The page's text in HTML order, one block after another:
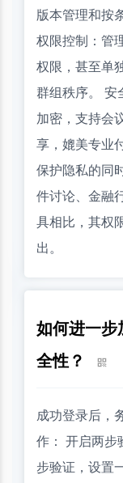
版本管理和按
权限控制：管
权限，甚至单
群组秩序。 安
加密，支持会
享，媲美专业
保护隐私的同
件讨论、金融
具相比，其权
出。
如何进一步
全性？
成功登录后，
作： 开启两步
步验证，设置